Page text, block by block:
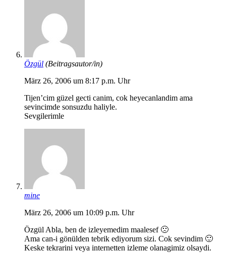
Özgül (Beitragsautor/in)
März 26, 2006 um 8:17 p.m. Uhr
Tijen’cim güzel gecti canim, cok heyecanlandim ama
sevincimde sonsuzdu haliyle.
Sevgilerimle
mine
März 26, 2006 um 10:09 p.m. Uhr
Özgül Abla, ben de izleyemedim maalesef 🙁
Ama can-i gönülden tebrik ediyorum sizi. Cok sevindim 🙂
Keske tekrarini veya internetten izleme olanagimiz olsaydi.